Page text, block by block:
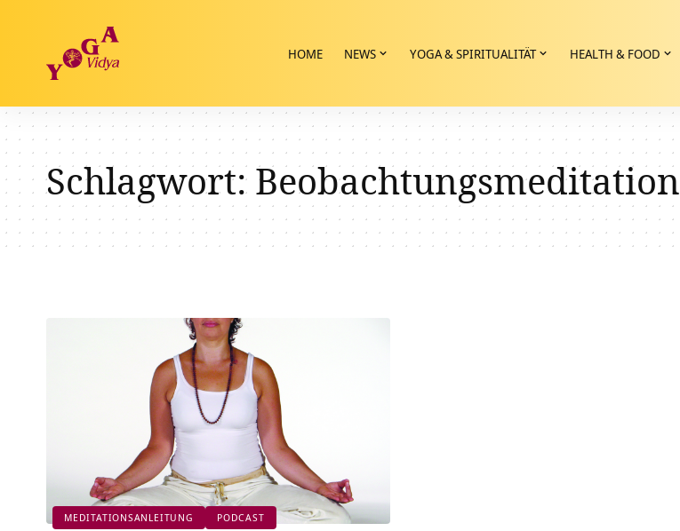
HOME NEWS YOGA & SPIRITUALITÄT HEALTH & FOOD
Schlagwort:Beobachtungsmeditation
MEDITATIONSANLEITUNG PODCAST